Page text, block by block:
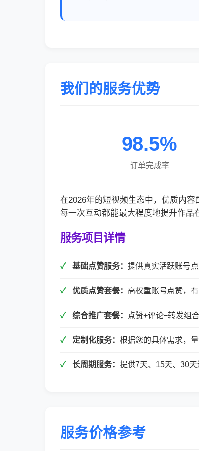
我们的服务优势
98.5%
订单完成率
在2026年的短视频生态中，优质内
每一次互动都能最大程度地提升作品
服务项目详情
基础点赞服务： 提供真实活跃账号
优质点赞套餐： 高权重账号点赞，
综合推广套餐： 点赞+评论+转发组
定制化服务： 根据您的具体需求，
长周期服务： 提供7天、15天、30
服务价格参考